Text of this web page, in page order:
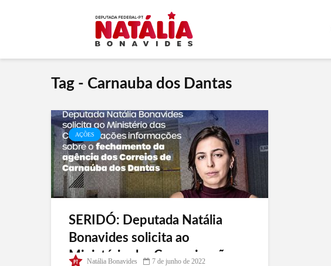
Tag - Carnauba dos Dantas
AÇÕES
SERIDÓ: Deputada Natália
Bonavides solicita ao
Ministério das Comunicações
Natália Bonavides 7 de junho de 2022